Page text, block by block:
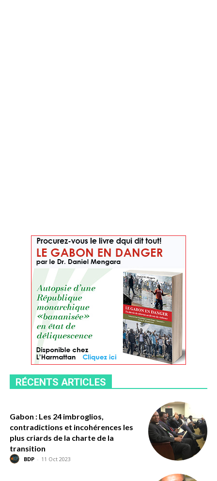
RÉCENTS ARTICLES
Gabon : Les 24 imbroglios,
contradictions et incohérences les
plus criards de la charte de la
transition
BDP - 11 Oct 2023